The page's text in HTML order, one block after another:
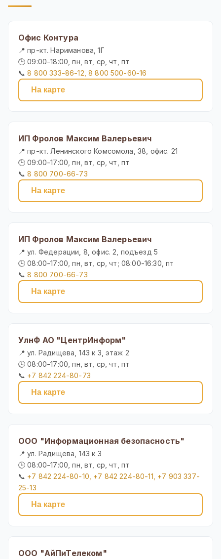
Офис Контура
📍 пр-кт. Нариманова, 1Г
🕒 09:00-18:00, пн, вт, ср, чт, пт
📞8 800 333-86-12, 8 800 500-60-16
На карте
ИП Фролов Максим Валерьевич
📍 пр-кт. Ленинского Комсомола, 38, офис. 21
🕒 09:00-17:00, пн, вт, ср, чт, пт
📞8 800 700-66-73
На карте
ИП Фролов Максим Валерьевич
📍 ул. Федерации, 8, офис. 2, подъезд 5
🕒 08:00-17:00, пн, вт, ср, чт; 08:00-16:30, пт
📞8 800 700-66-73
На карте
УлнФ АО "ЦентрИнформ"
📍 ул. Радищева, 143 к 3, этаж 2
🕒 08:00-17:00, пн, вт, ср, чт, пт
📞 +7 842 224-80-73
На карте
ООО "Информационная безопасность"
📍 ул. Радищева, 143 к 3
🕒 08:00-17:00, пн, вт, ср, чт, пт
📞 +7 842 224-80-10, +7 842 224-80-11, +7 903 337-
25-13
На карте
ООО "АйПиТелеком"